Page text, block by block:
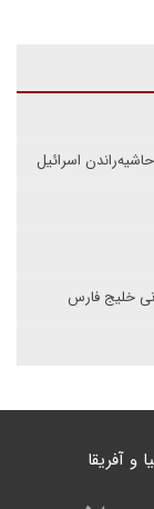
اسرائیل
خلیج فارس
و آفریقا